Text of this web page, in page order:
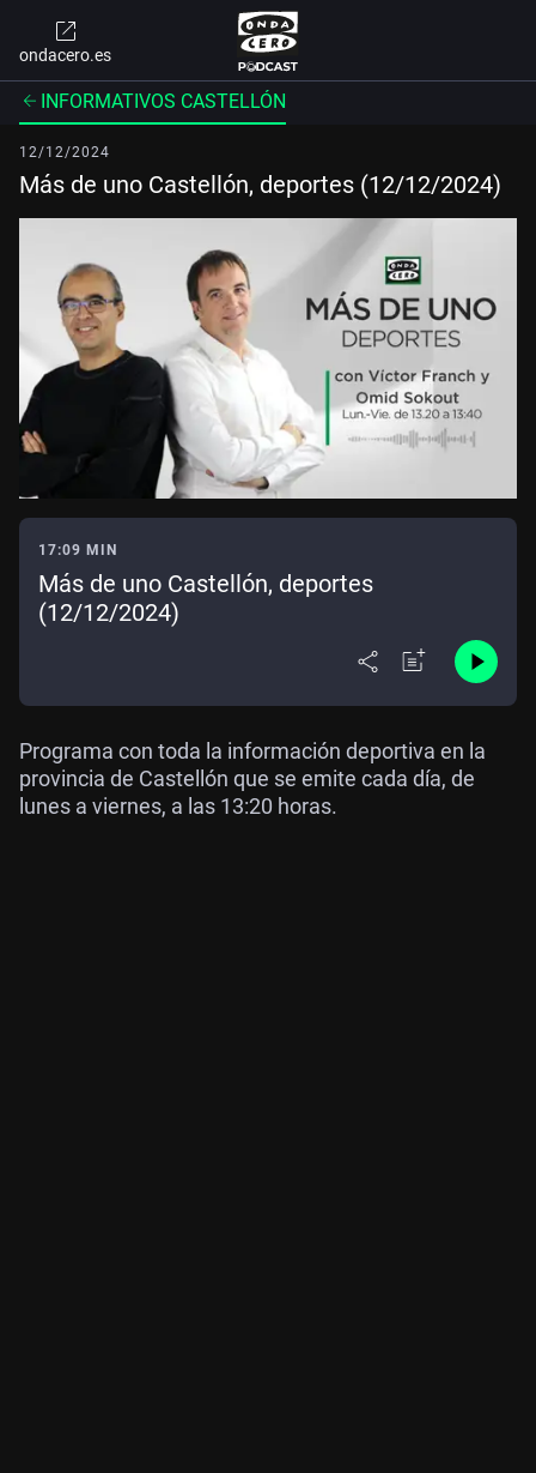
ondacero.es
INFORMATIVOS CASTELLÓN
12/12/2024
Más de uno Castellón, deportes (12/12/2024)
17:09 MIN
Más de uno Castellón, deportes
(12/12/2024)
Programa con toda la información deportiva en la
provincia de Castellón que se emite cada día, de
lunes a viernes, a las 13:20 horas.